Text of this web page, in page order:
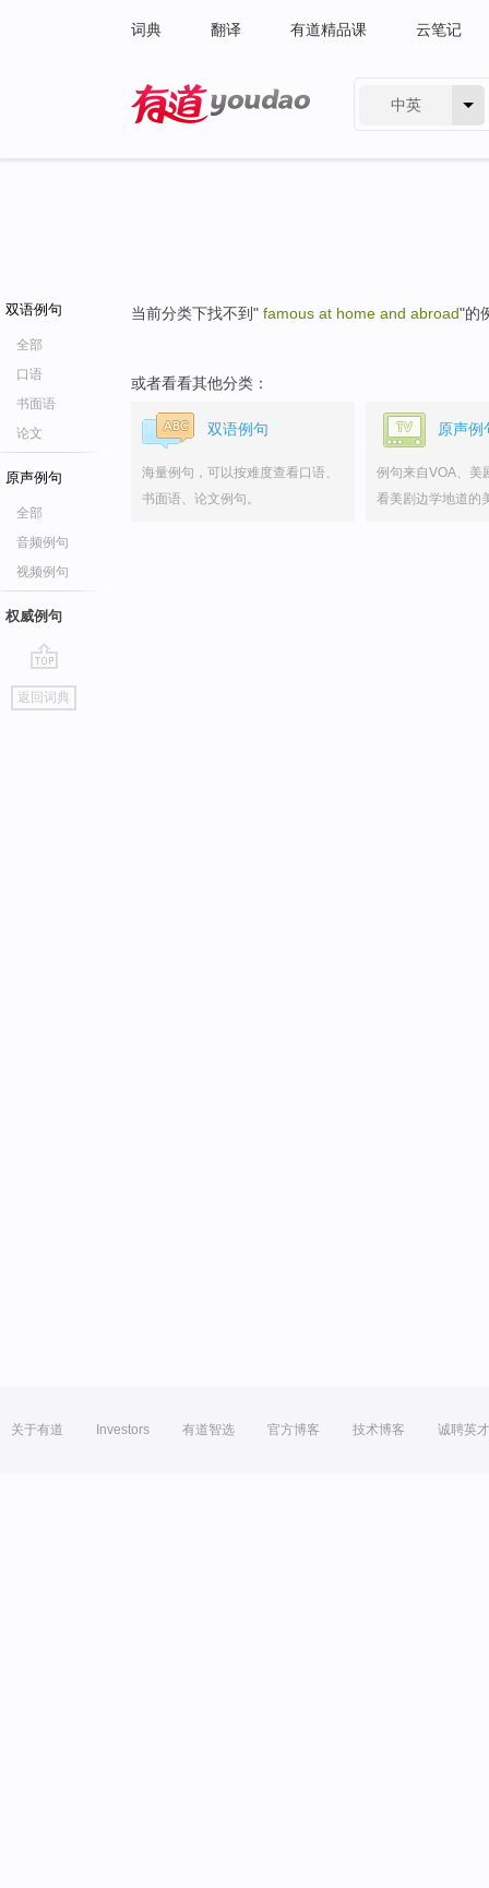
词典 翻译 有道精品课 云笔记
中英
双语例句
全部
口语
书面语
论文
原声例句
全部
音频例句
视频例句
权威例句
go
top
返回词典
当前分类下找不到" famous at home and abroad"的
或者看看其他分类：
双语例句
海量例句，可以按难度查看口语、
书面语、论文例句。
原声例
例句来自VOA、美
看美剧边学地道的
关于有道 Investors 有道智选 官方博客 技术博客 诚聘英才